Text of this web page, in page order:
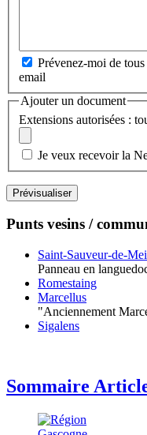
Prévenez-moi de
email
Ajouter un document
Extensions autorisées :
Je veux recevoir la
Punts vesins /
Saint-Sauveur-de-
Panneau en
Romestaing
Marcellus
"Anciennement
Sigalens
Sommaire